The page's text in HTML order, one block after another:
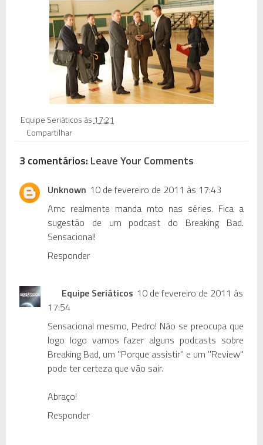
Equipe Seriáticos às17:21
Compartilhar
3 comentários: Leave Your Comments
Unknown 10 de fevereiro de 2011 às 17:43
Amc realmente manda mto nas séries. Fica a
sugestão de um podcast do Breaking Bad.
Sensacional!
Responder
Equipe Seriáticos 10 de fevereiro de 2011 às
17:54
Sensacional mesmo, Pedro! Não se preocupa que
logo logo vamos fazer alguns podcasts sobre
Breaking Bad, um "Porque assistir" e um "Review"
pode ter certeza que vão sair.
Abraço!
Responder